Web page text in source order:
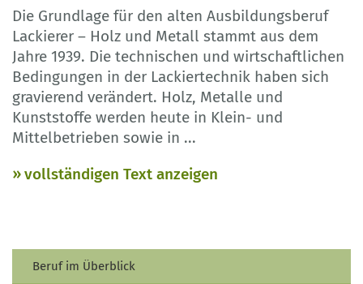
Die Grundlage für den alten Ausbildungsberuf
Lackierer – Holz und Metall stammt aus dem
Jahre 1939. Die technischen und wirtschaftlichen
Bedingungen in der Lackiertechnik haben sich
gravierend verändert. Holz, Metalle und
Kunststoffe werden heute in Klein- und
Mittelbetrieben sowie in ...
vollständigen Text anzeigen
Beruf im Überblick